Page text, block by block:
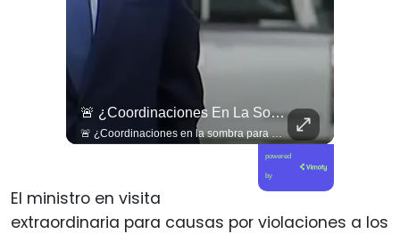
🚨 ¿Coordinaciones En La Sombra Para Blindar Una Candidatura Presidencial?
🚨 ¿Coordinaciones en la sombra para blindar una candidatura presidencial? Nuevos chats salpican a Andrés Chadwick. 🇨🇱⚖️ Mensajes incautados por la Fiscalía revelan que el exministro operó junto a Luis Hermosilla para preparar a testigos clave en la causa por coimas de LAN en 2009. Las conversaciones desmienten la versión de Chadwick sobre haberse enterado del caso por la prensa, exponiendo una estrategia judicial y comunicacional para evitar que el escándalo de información privilegiada y pagos indebidos afectara la carrera de Sebastián Piñera a La Moneda. 📲💣 🎥 Revisa el desglose completo de los chats y los detalles del reportaje en elciudadano.com 🔗 (Link en la biografía). ¿Qué impacto crees que tienen estas revelaciones en la trastienda del poder político? Te leemos en los comentarios. 💬👇🏼
powered
by
El ministro en visita
extraordinaria para causas por violaciones a los